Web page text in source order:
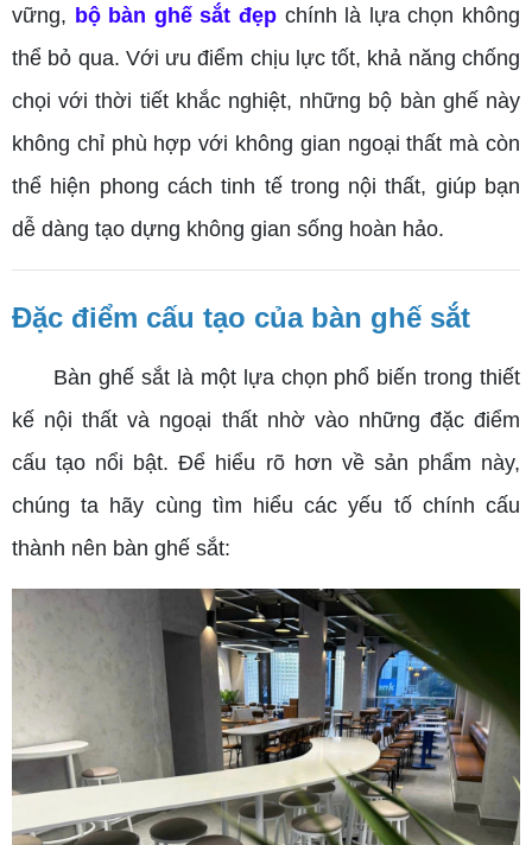
vững, bộ bàn ghế sắt đẹp chính là lựa chọn không
thể bỏ qua. Với ưu điểm chịu lực tốt, khả năng chống
chọi với thời tiết khắc nghiệt, những bộ bàn ghế này
không chỉ phù hợp với không gian ngoại thất mà còn
thể hiện phong cách tinh tế trong nội thất, giúp bạn
dễ dàng tạo dựng không gian sống hoàn hảo.
Đặc điểm cấu tạo của bàn ghế sắt
Bàn ghế sắt là một lựa chọn phổ biến trong thiết
kế nội thất và ngoại thất nhờ vào những đặc điểm
cấu tạo nổi bật. Để hiểu rõ hơn về sản phẩm này,
chúng ta hãy cùng tìm hiểu các yếu tố chính cấu
thành nên bàn ghế sắt: